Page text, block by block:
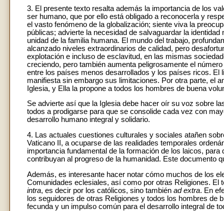
3. El presente texto resalta además la importancia de los
ser humano, que por ello está obligado a reconocerla y
el vasto fenómeno de la globalización; siente viva la
públicas; advierte la necesidad de salvaguardar la
unidad de la familia humana. El mundo del trabajo,
alcanzado niveles extraordinarios de calidad, pero
explotación e incluso de esclavitud, en las mismas
creciendo, pero también aumenta peligrosamente el
entre los países menos desarrollados y los países ricos.
manifiesta sin embargo sus limitaciones. Por otra parte, el
Iglesia, y Ella la propone a todos los hombres de buena
Se advierte así que la Iglesia debe hacer oír su voz sobre
todos a prodigarse para que se consolide cada vez con
desarrollo humano integral y solidario.
4. Las actuales cuestiones culturales y sociales atañen
Vaticano II, a ocuparse de las realidades temporales
importancia fundamental de la formación de los laicos,
contribuyan al progreso de la humanidad. Este documento
Además, es interesante hacer notar cómo muchos de los
Comunidades eclesiales, así como por otras Religiones.
intra, es decir por los católicos, sino también ad extra. En
los seguidores de otras Religiones y todos los hombres de
fecunda y un impulso común para el desarrollo integral de